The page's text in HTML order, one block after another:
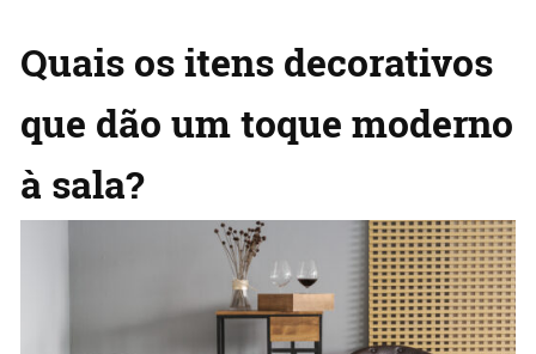
Quais os itens decorativos
que dão um toque moderno
à sala?